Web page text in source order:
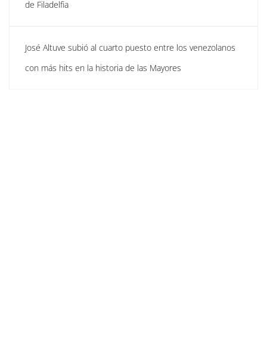
de Filadelfia
José Altuve subió al cuarto puesto entre los venezolanos
con más hits en la historia de las Mayores